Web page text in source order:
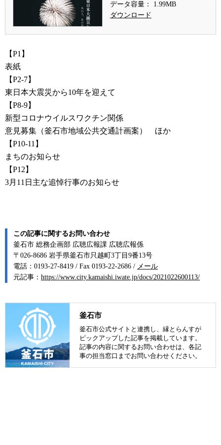
データ容量： 1.99MB
ダウンロード
【P1】
表紙
【P2-7】
東日本大震災から10年を迎えて
【P8-9】
新型コロナウイルスワクチン関係
意見募集（釜石市地域公共交通計画案） ほか
【P10-11】
まちのお知らせ
【P12】
3月11日主な追悼行事のお知らせ
この記事に関するお問い合わせ
釜石市 総務企画部 広聴広報課 広聴広報係
〒026-8686 岩手県釜石市只越町3丁目9番13号
電話：0193-27-8419 / Fax 0193-22-2686 / メール
元記事： https://www.city.kamaishi.iwate.jp/docs/2021022600113/
釜石市
釜石市公式サイトと連携し、縁とらんすが
ピックアップした記事を掲載しています。
記事の内容に関するお問い合わせは、各記
事の担当窓口までお問い合わせください。